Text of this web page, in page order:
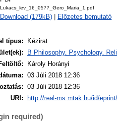
Lukacs_lev_16_0577_Gero_Maria_1.pdf
Download (179kB) Előzetes bemutató
típus:
Kézirat
B Philosophy. Psychology.
Károly Horányi
03 Júli 2018 12:36
03 Júli 2018 12:36
URI:
http://real-ms.mtak.hu/id/
required)